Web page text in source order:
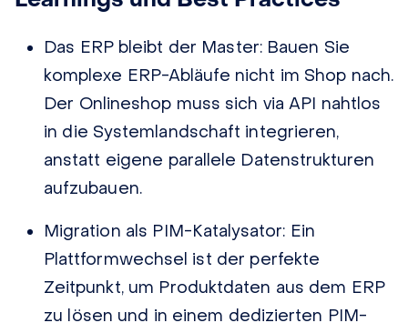
Das ERP bleibt der Master:Bauen Sie
komplexe ERP-Abläufe nicht im Shop nach.
Der Onlineshop muss sich via API nahtlos
in die Systemlandschaft integrieren,
anstatt eigene parallele Datenstrukturen
aufzubauen.
Migration als PIM-Katalysator: Ein
Plattformwechsel ist der perfekte
Zeitpunkt, um Produktdaten aus dem ERP
zu lösen und in einem dedizierten PIM-